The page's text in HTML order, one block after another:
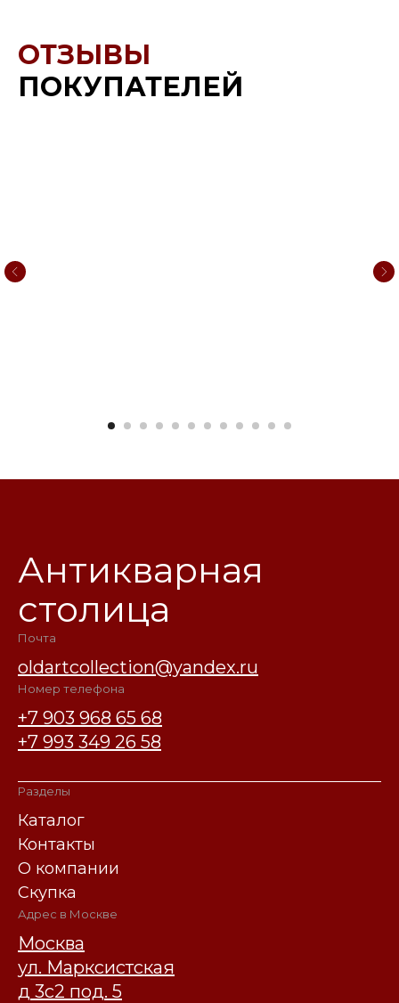
ОТЗЫВЫ
ПОКУПАТЕЛЕЙ
Антикварная
столица
Почта
oldartcollection@yandex.ru
Номер телефона
+7 903 968 65 68
+7 993 349 26 58
Разделы
Каталог
Контакты
О компании
Скупка
Адрес в Москве
Москва
ул. Марксистская
д 3с2 под. 5